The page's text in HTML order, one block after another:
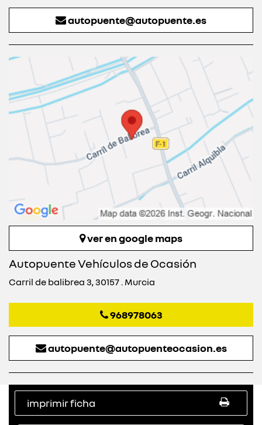
autopuente@autopuente.es
ver en google maps
Autopuente Vehículos de Ocasión
Carril de balibrea 3, 30157 . Murcia
968978063
autopuente@autopuenteocasion.es
imprimir ficha